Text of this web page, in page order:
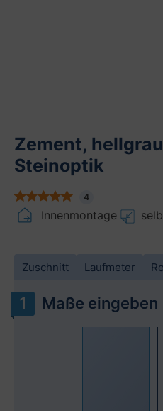
Zement,
Steinoptik
4
Innenmontage
Zuschnitt Laufmeter
Maße eingeben